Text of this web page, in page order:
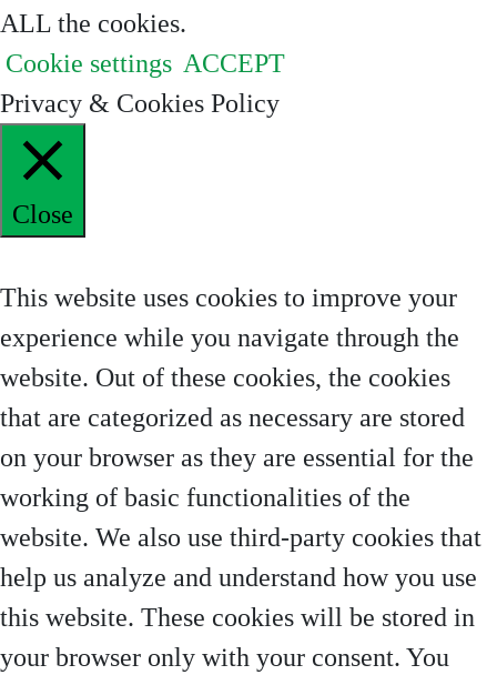
ALL the cookies.
Cookie settings ACCEPT
Privacy & Cookies Policy
Close
This website uses cookies to improve your
experience while you navigate through the
website. Out of these cookies, the cookies
that are categorized as necessary are stored
on your browser as they are essential for the
working of basic functionalities of the
website. We also use third-party cookies that
help us analyze and understand how you use
this website. These cookies will be stored in
your browser only with your consent. You